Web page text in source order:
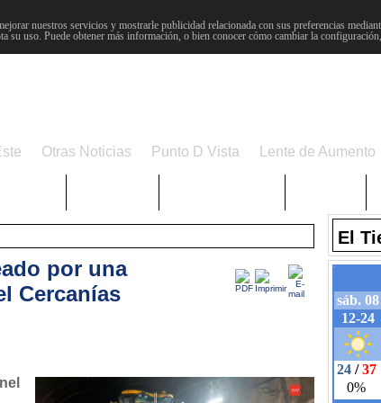
nuestros servicios y mostrarle publicidad relacionada con sus preferencias
su uso. Puede obtener más información, o bien conocer cómo cambiar la
Otras Noticias Punto D Vista Lente de Aumento
por una
Cercanías
El